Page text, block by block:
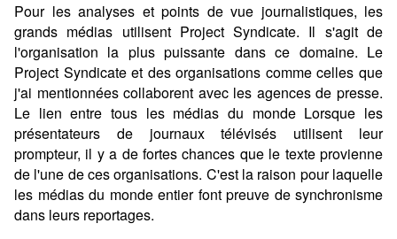
Pour les analyses et points de vue journalistiques, les
grands médias utilisent Project Syndicate. Il s'agit de
l'organisation la plus puissante dans ce domaine. Le
Project Syndicate et des organisations comme celles que
j'ai mentionnées collaborent avec les agences de presse.
Le lien entre tous les médias du monde Lorsque les
présentateurs de journaux télévisés utilisent leur
prompteur, il y a de fortes chances que le texte provienne
de l'une de ces organisations. C'est la raison pour laquelle
les médias du monde entier font preuve de synchronisme
dans leurs reportages.